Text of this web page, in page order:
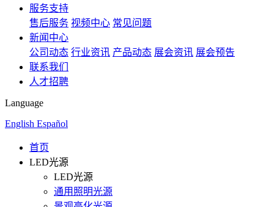
服务支持
售后服务 视频中心 常见问题
新闻中心
公司动态 行业资讯 产品动态 展会资讯 展会预告
联系我们
人才招聘
Language
English Español
首页
LED光源
LED光源
通用照明光源